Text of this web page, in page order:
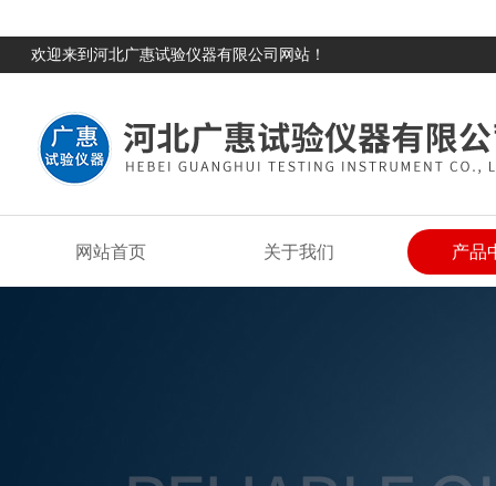
欢迎来到河北广惠试验仪器有限公司网站！
网站首页 关于我们 产品